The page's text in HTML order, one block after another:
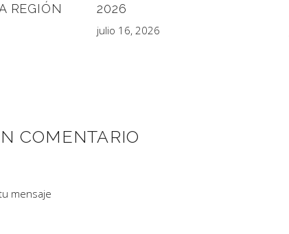
REGIÓN
2026
julio 16, 2026
COMENTARIO